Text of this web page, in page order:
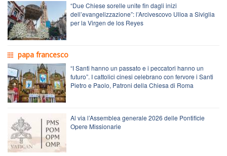
“Due Chiese sorelle unite fin dagli inizi
dell’evangelizzazione”: l’Arcivescovo Ulloa a Siviglia
per la Virgen de los Reyes
papa francesco
“I Santi hanno un passato e i peccatori hanno un
futuro”. I cattolici cinesi celebrano con fervore i Santi
Pietro e Paolo, Patroni della Chiesa di Roma
Al via l’Assemblea generale 2026 delle Pontificie
Opere Missionarie